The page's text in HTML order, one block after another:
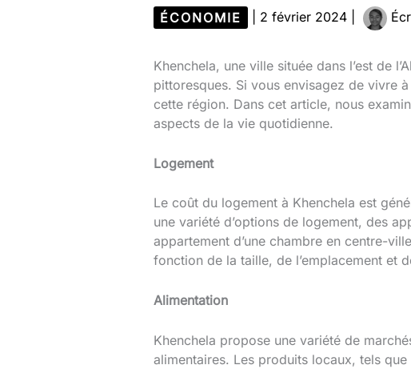
ÉCONOMIE 2 février 2024
Khenchela, une ville située dans l’est de
pittoresques. Si vous envisagez de vivre
cette région. Dans cet article, nous
aspects de la vie quotidienne.
Logement
Le coût du logement à Khenchela est
une variété d’options de logement, des
appartement d’une chambre en centre-
fonction de la taille, de l’emplacement et
Alimentation
Khenchela propose une variété de
alimentaires. Les produits locaux, tels